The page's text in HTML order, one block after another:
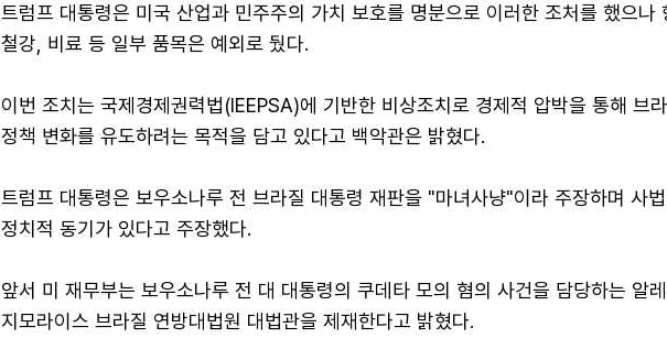
트럼프 대통령은 미국 산업과 민주주의 가치 보호를 명분으로 이러한 조처를 했으나
철강, 비료 등 일부 품목은 예외로 뒀다.
이번 조치는 국제경제권력법(IEEPSA)에 기반한 비상조치로 경제적 압박을 통해 브
정책 변화를 유도하려는 목적을 담고 있다고 백악관은 밝혔다.
트럼프 대통령은 보우소나루 전 브라질 대통령 재판을 "마녀사냥"이라 주장하며 사
정치적 동기가 있다고 주장했다.
앞서 미 재무부는 보우소나루 전 대 대통령의 쿠데타 모의 혐의 사건을 담당하는 알
지모라이스 브라질 연방대법원 대법관을 제재한다고 밝혔다.